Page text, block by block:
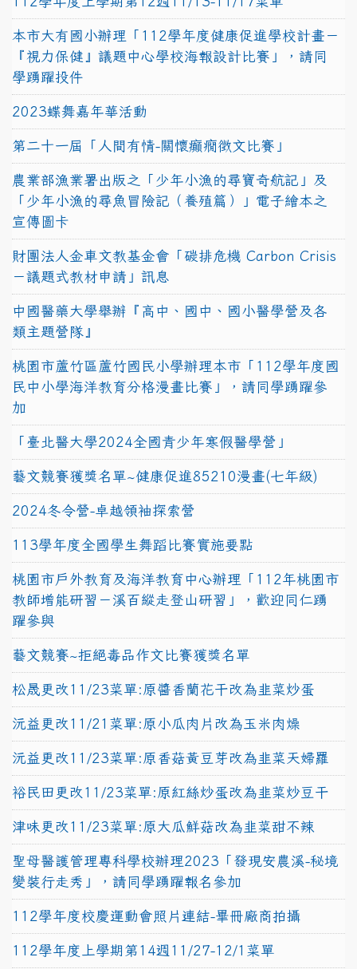
本市大有國小辦理「112學年度健康促進學校計畫－
『視力保健』議題中心學校海報設計比賽」，請同
學踴躍投件
2023蝶舞嘉年華活動
第二十一屆「人間有情-關懷癲癇徵文比賽」
農業部漁業署出版之「少年小漁的尋寶奇航記」及
「少年小漁的尋魚冒險記（養殖篇）」電子繪本之
宣傳圖卡
財團法人金車文教基金會「碳排危機 Carbon Crisis
－議題式教材申請」訊息
中國醫藥大學舉辦『高中、國中、國小醫學營及各
類主題營隊』
桃園市蘆竹區蘆竹國民小學辦理本市「112學年度國
民中小學海洋教育分格漫畫比賽」，請同學踴躍參
加
「臺北醫大學2024全國青少年寒假醫學營」
藝文競賽獲獎名單~健康促進85210漫畫(七年級)
2024冬令營-卓越領袖探索營
113學年度全國學生舞蹈比賽實施要點
桃園市戶外教育及海洋教育中心辦理「112年桃園市
教師增能研習－溪百縱走登山研習」，歡迎同仁踴
躍參與
藝文競賽~拒絕毒品作文比賽獲獎名單
松晟更改11/23菜單:原醬香蘭花干改為韭菜炒蛋
沅益更改11/21菜單:原小瓜肉片改為玉米肉燥
沅益更改11/23菜單:原香菇黃豆芽改為韭菜天婦羅
裕民田更改11/23菜單:原紅絲炒蛋改為韭菜炒豆干
津味更改11/23菜單:原大瓜鮮菇改為韭菜甜不辣
聖母醫護管理專科學校辦理2023「發現安農溪-秘境
變裝行走秀」，請同學踴躍報名參加
112學年度校慶運動會照片連結-畢冊廠商拍攝
112學年度上學期第14週11/27-12/1菜單